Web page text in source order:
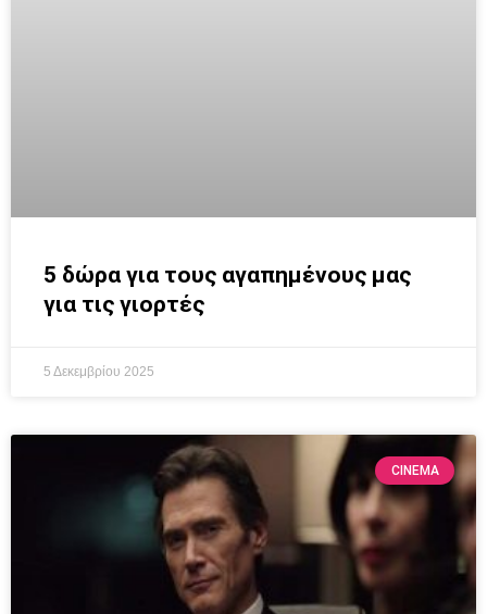
5 δώρα για τους αγαπημένους μας
για τις γιορτές
5 Δεκεμβρίου 2025
CINEMA